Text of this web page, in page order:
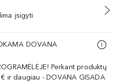
Į KREPŠELĮ
įsigyti
DOVANA
Perkant produktų
ir daugiau - DOVANA GISADA